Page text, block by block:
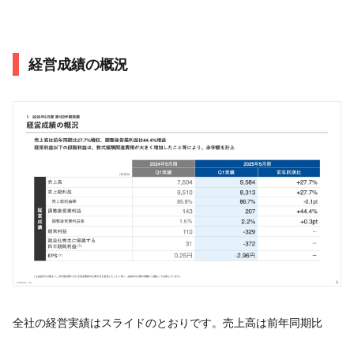
経営成績の概況
全社の経営実績はスライドのとおりです。売上高は前年同期比